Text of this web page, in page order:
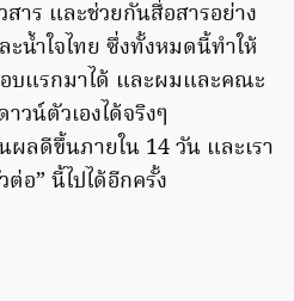
าร และช่วยกันสื่อสารอย่าง
น้ำใจไทย ซึ่งทั้งหมดนี้ทำให้
อบแรกมาได้ และผมและคณะ
วน์ตัวเองได้จริงๆ
ลดีขึ้นภายใน 14 วัน และเรา
อ” นี้ไปได้อีกครั้ง